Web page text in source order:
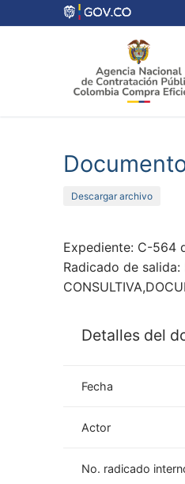
al
Descargar archivo
Expediente: C-564
Radicado de salida:
Detalles del
Fecha
Actor
No. radicado